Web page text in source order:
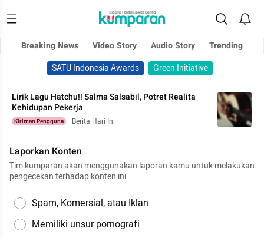
Breaking News Video Story Audio Story
Trending
SATU Indonesia Awards
Green Initiative
Lirik Lagu Hatchu!! Salma Salsabil, Potret Realita
Kehidupan Pekerja
Kiriman Pengguna Berita Hari Ini
Laporkan Konten
Tim kumparan akan menggunakan laporan kamu untuk melakukan
pengecekan terhadap konten ini.
Spam, Komersial, atau Iklan
Memiliki unsur pornografi